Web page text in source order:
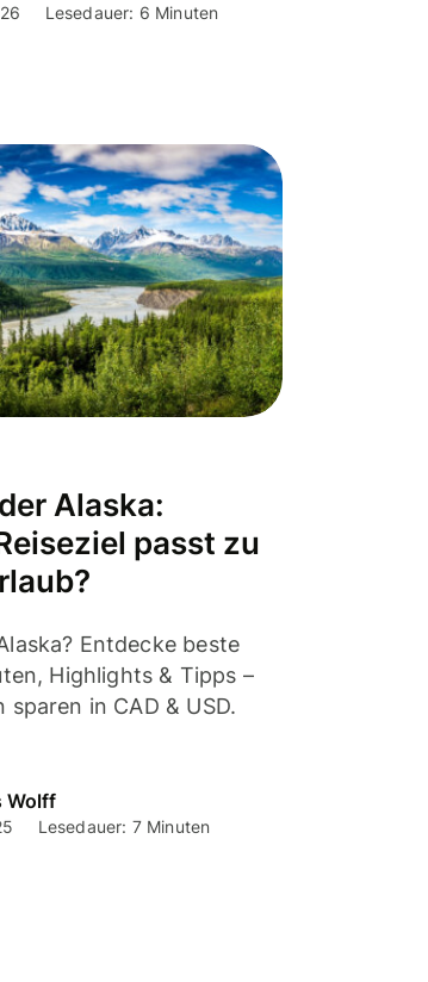
Lesedauer: 6 Minuten
Alaska:
passt zu
Entdecke beste
Highlights & Tipps –
sparen in CAD & USD.
Wolff
Lesedauer: 7 Minuten